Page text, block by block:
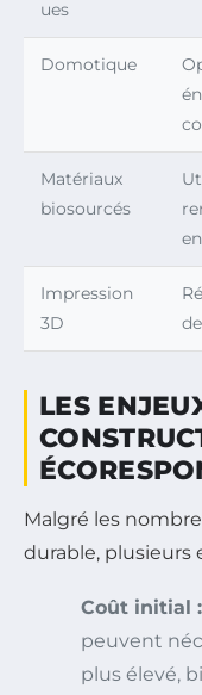
ues
Domotique
Matériaux
biosourcés
Impression
3D
LES
Malgré les
durable, plusieurs
Coût initial :
peuvent
plus élevé,